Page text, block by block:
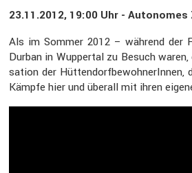
23.11.2012, 19:00 Uhr -
Als im Sommer 2012 – während der
Durban in Wuppertal zu Besuch
sa­tion der Hütten­dorf­be­woh­ne­rInnen,
Kämpfe hier und überall mit ihren